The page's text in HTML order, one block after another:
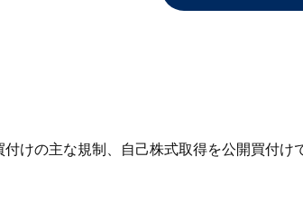
けの主な規制、自己株式取得を公開買付け